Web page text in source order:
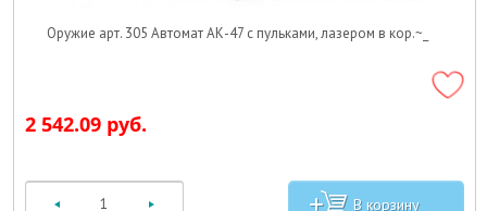
Оружие арт. 305 Автомат АК-47 с пульками, лазером в кор.~_
2 542.09 руб.